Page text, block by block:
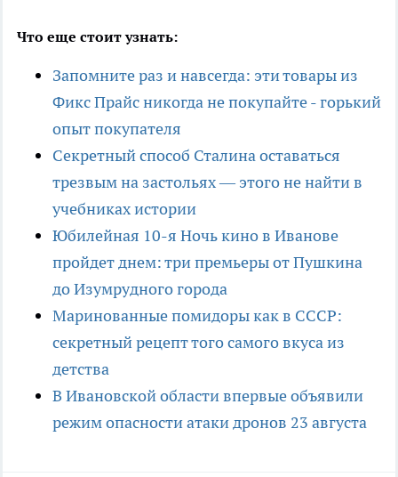
Что еще стоит узнать:
Запомните раз и навсегда: эти товары из
Фикс Прайс никогда не покупайте - горький
опыт покупателя
Секретный способ Сталина оставаться
трезвым на застольях — этого не найти в
учебниках истории
Юбилейная 10-я Ночь кино в Иванове
пройдет днем: три премьеры от Пушкина
до Изумрудного города
Маринованные помидоры как в СССР:
секретный рецепт того самого вкуса из
детства
В Ивановской области впервые объявили
режим опасности атаки дронов 23 августа